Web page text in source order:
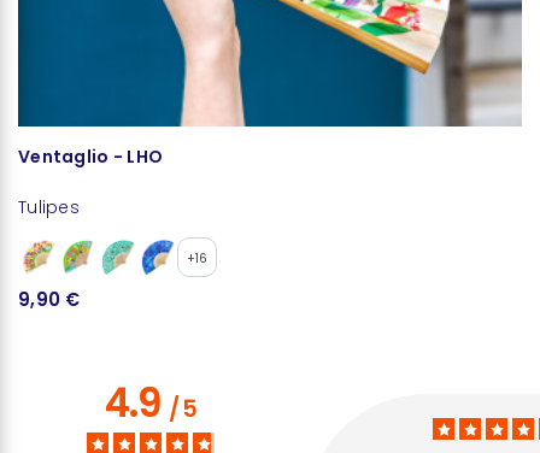
Ventaglio - LHO
Tulipes
+16
9,90 €
4.9/5